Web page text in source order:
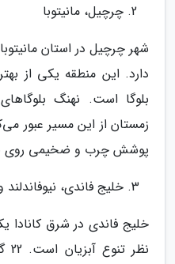
چرچیل، مانیتوبا
شهر چرچیل در استان
دارد. این منطقه یکی از
بلوگا است. نهنگ
زمستان از این مسیر عبور
پوشش چرب و ضخیمی روی
خلیج فاندی، نیوفاندلند
خلیج فاندی در شرق کانادا